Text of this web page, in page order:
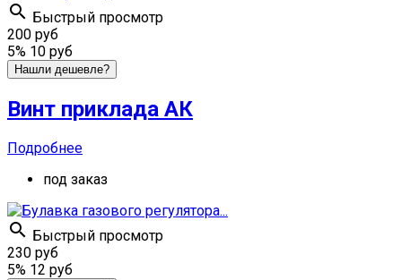
 Быстрый просмотр
200 руб
5% 10 руб
Нашли дешевле?
Винт приклада АК
Подробнее
под заказ
 Быстрый просмотр
230 руб
5% 12 руб